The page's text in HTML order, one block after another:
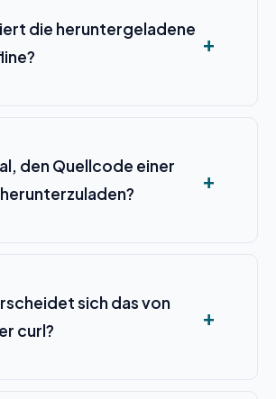
die heruntergeladene
den Quellcode einer
sich das von
curl?